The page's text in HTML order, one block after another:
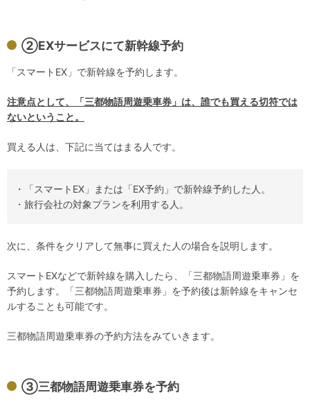
②EXサービスにて新幹線予約
「スマートEX」で新幹線を予約します。
注意点として、「三都物語周遊乗車券」は、誰でも買える切符では
ないということ。
買える人は、下記に当てはまる人です。
・「スマートEX」または「EX予約」で新幹線予約した人。
・旅行会社の対象プランを利用する人。
次に、条件をクリアして無事に買えた人の場合を説明します。
スマートEXなどで新幹線を購入したら、「三都物語周遊乗車券」を
予約します。「三都物語周遊乗車券」を予約後は新幹線をキャンセ
ルすることも可能です。
三都物語周遊乗車券の予約方法をみていきます。
③三都物語周遊乗車券を予約